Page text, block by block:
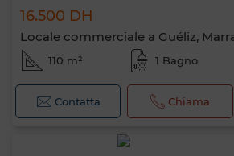
16.500 DH
Locale commerciale a Guéliz,
110 m² 1 Bagno
Contatta Chiama